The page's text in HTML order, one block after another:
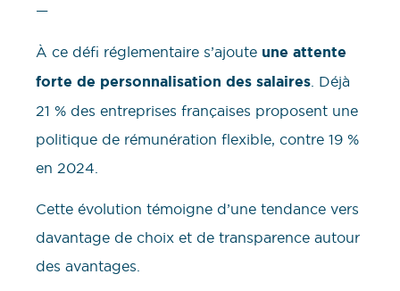
—
À ce défi réglementaire s’ajoute une attente
forte de personnalisation des salaires . Déjà
21 % des entreprises françaises proposent une
politique de rémunération flexible, contre 19 %
en 2024.
Cette évolution témoigne d’une tendance vers
davantage de choix et de transparence autour
des avantages.